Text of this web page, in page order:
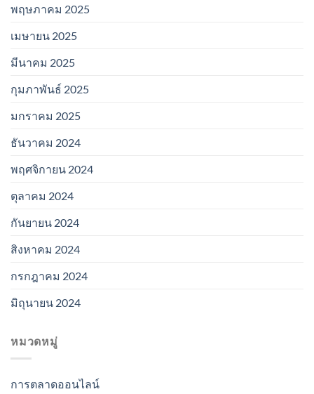
พฤษภาคม 2025
เมษายน 2025
มีนาคม 2025
กุมภาพันธ์ 2025
มกราคม 2025
ธันวาคม 2024
พฤศจิกายน 2024
ตุลาคม 2024
กันยายน 2024
สิงหาคม 2024
กรกฎาคม 2024
มิถุนายน 2024
หมวดหมู่
การตลาดออนไลน์